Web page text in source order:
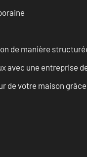
de manière
avec une entreprise
de votre maison